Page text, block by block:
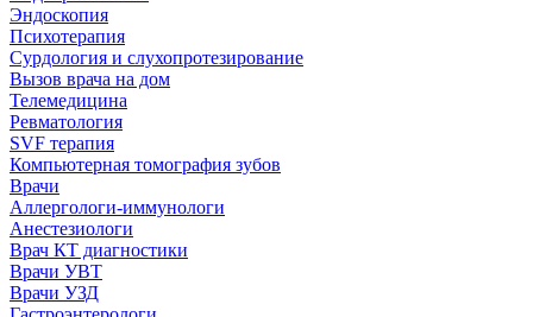
Эндоскопия
Психотерапия
Сурдология и слухопротезирование
Вызов врача на дом
Телемедицина
Ревматология
SVF терапия
Компьютерная томография зубов
Врачи
Аллергологи-иммунологи
Анестезиологи
Врач КТ диагностики
Врачи УВТ
Врачи УЗД